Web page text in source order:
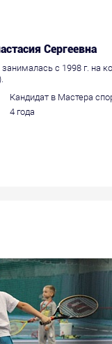
Сергеевна
занималась с 1998 г.
Кандидат в Мастера
4 года